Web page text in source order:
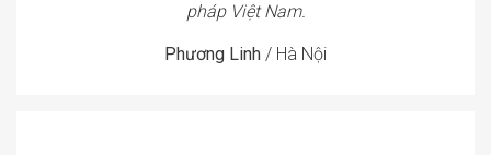
pháp Việt Nam.
Phương Linh / Hà Nội